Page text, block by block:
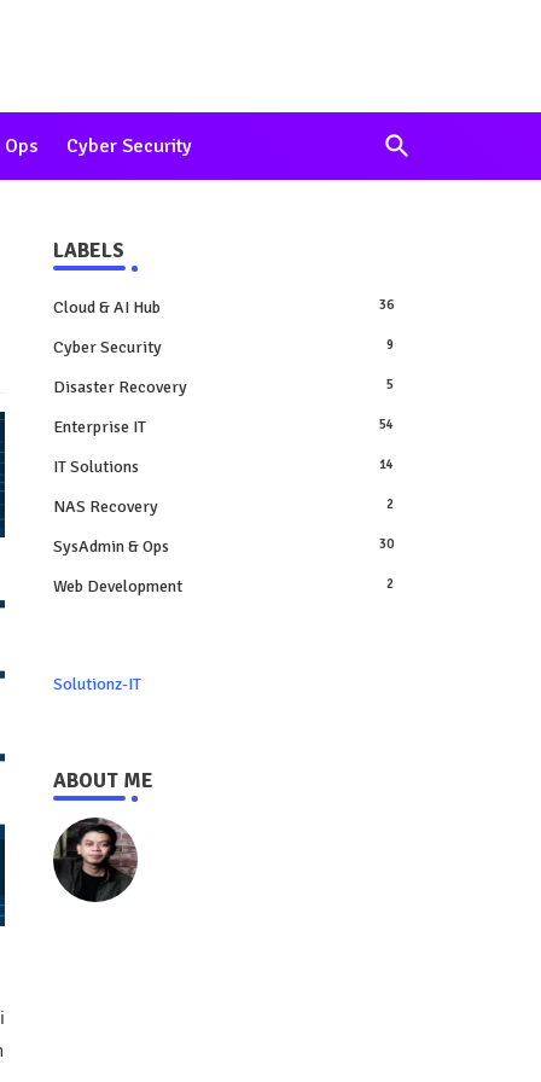
Cyber Security
LABELS
Cloud & AI Hub 36
Cyber Security 9
Disaster Recovery 5
Enterprise IT 54
IT Solutions 14
NAS Recovery 2
SysAdmin & Ops 30
Web Development 2
Solutionz-IT
ABOUT ME